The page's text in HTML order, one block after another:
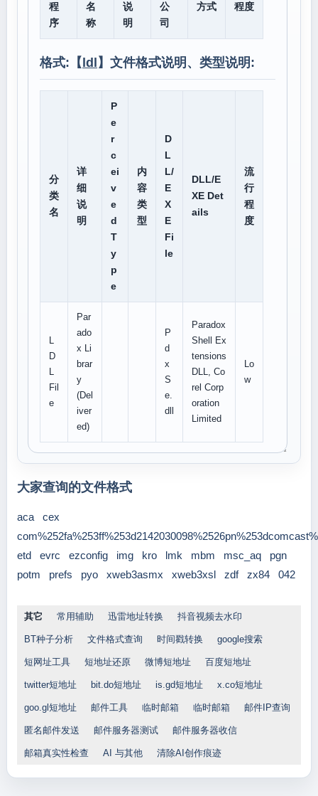
程
序
名
称
说
明
公
司
方式
程度
格式:【 ldl 】文件格式说明、类型说明:
分
类
名
详
细
说
明
P
e
r
c
ei
v
e
d
T
y
p
e
内
容
类
型
D
L
L/
E
X
E
Fi
le
DLL/E
XE Det
ails
流
行
程
度
L
D
L
Fil
e
Par
ado
x Li
brar
y
(Del
iver
ed)
P
d
x
S
e.
dll
Paradox
Shell Ex
tensions
DLL, Co
rel Corp
oration
Limited
Lo
w
大家查询的文件格式
aca
cex
etd
evrc ezconfig img kro lmk mbm msc_aq
pgn
potm
prefs pyo xweb3asmx xweb3xsl zdf zx84 042
其它 常用辅助 迅雷地址转换 抖音视频去水印
BT种子分析 文件格式查询 时间戳转换 google搜索
短网址工具 短地址还原 微博短地址 百度短地址
twitter短地址 bit.do短地址 is.gd短地址 x.co短地址
goo.gl短地址 邮件工具 临时邮箱 临时邮箱 邮件IP查询
匿名邮件发送 邮件服务器测试 邮件服务器收信
邮箱真实性检查 AI 与其他 清除AI创作痕迹